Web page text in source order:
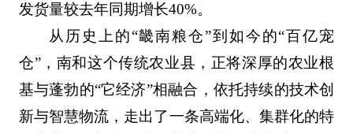
发货量较去年同期增长40%。
从历史上的“畿南粮仓”到如今的“百亿宠
仓”，南和这个传统农业县，正将深厚的农业根
基与蓬勃的“它经济”相融合，依托持续的技术创
新与智慧物流，走出了一条高端化、集群化的特